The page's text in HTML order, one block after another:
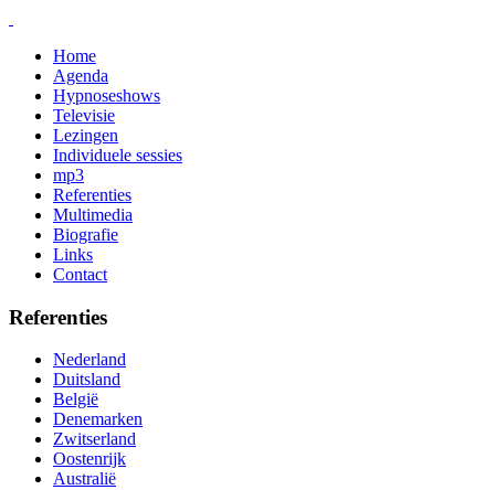
Home
Agenda
Hypnoseshows
Televisie
Lezingen
Individuele sessies
mp3
Referenties
Multimedia
Biografie
Links
Contact
Referenties
Nederland
Duitsland
België
Denemarken
Zwitserland
Oostenrijk
Australië